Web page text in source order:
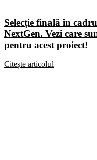
Selecție finală în
NextGen. Vezi care
pentru acest proiect!
Citește articolul